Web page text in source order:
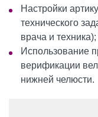
Настройки
технического
врача и техника);
Использование
верификации
нижней челюсти.